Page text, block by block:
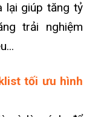
lại giúp tăng tỷ
trải nghiệm
tối ưu hình